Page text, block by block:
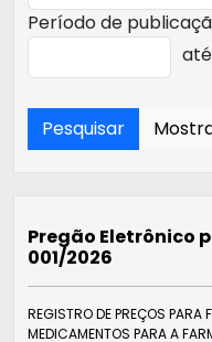
Período de
até
Pesquisar
Pregão Eletrônico
001/2026
REGISTRO DE PREÇOS PARA
MEDICAMENTOS PARA A